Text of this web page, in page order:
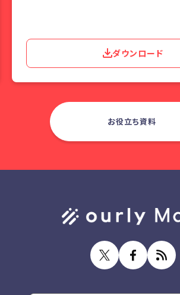
ダウンロード
お役立ち資料